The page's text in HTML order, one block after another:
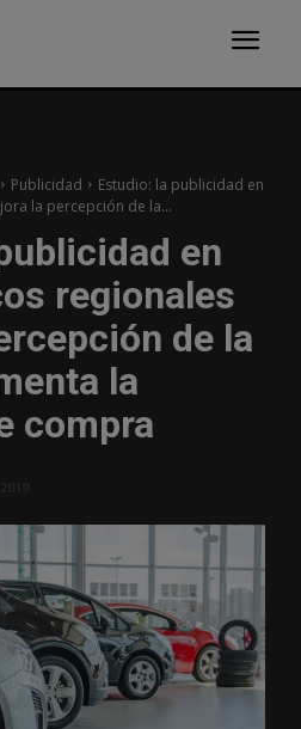
Publicidad
Estudio: la publicidad en
la percepción de la...
en
regionales
de la
la
compra